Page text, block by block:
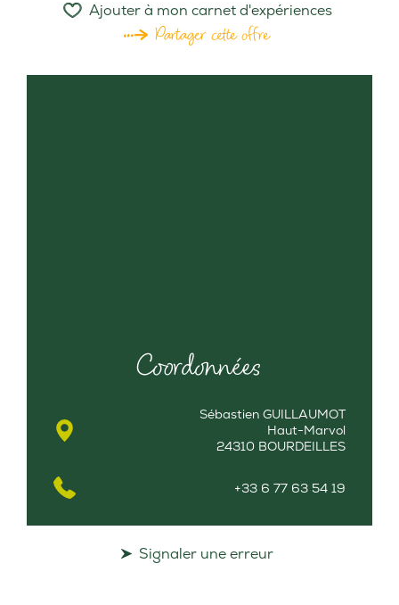
Ajouter à mon carnet d'expériences
Partager cette offre
Coordonnées
Sébastien GUILLAUMOT
Haut-Marvol
24310 BOURDEILLES
+33 6 77 63 54 19
Signaler une erreur